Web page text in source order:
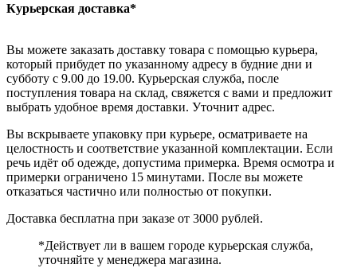
Курьерская доставка*
Вы можете заказать доставку товара с помощью курьера,
который прибудет по указанному адресу в будние дни и
субботу с 9.00 до 19.00. Курьерская служба, после
поступления товара на склад, свяжется с вами и предложит
выбрать удобное время доставки. Уточнит адрес.
Вы вскрываете упаковку при курьере, осматриваете на
целостность и соответствие указанной комплектации. Если
речь идёт об одежде, допустима примерка. Время осмотра и
примерки ограничено 15 минутами. После вы можете
отказаться частично или полностью от покупки.
Доставка бесплатна при заказе от 3000 рублей.
*Действует ли в вашем городе курьерская служба,
уточняйте у менеджера магазина.